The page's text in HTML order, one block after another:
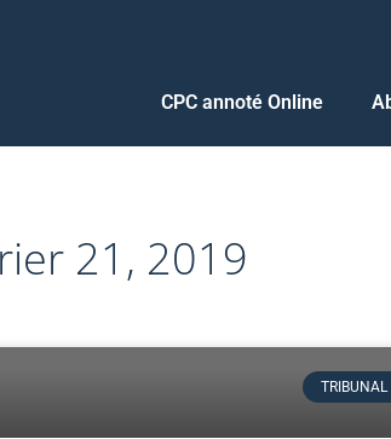
CPC annoté Online
21, 2019
TRIBUNAL